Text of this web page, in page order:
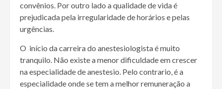
convênios. Por outro lado a qualidade de vida é
prejudicada pela irregularidade de horários e pelas
urgências.
O início da carreira do anestesiologista é muito
tranquilo. Não existe a menor dificuldade em crescer
na especialidade de anestesio. Pelo contrario, é a
especialidade onde se tem a melhor remuneração a